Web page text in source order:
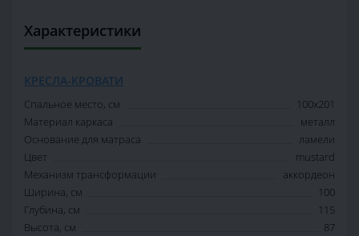
Характеристики
КРЕСЛА-КРОВАТИ
Спальное место, см
100х201
Материал каркаса
металл
Основание для матраса
ламели
Цвет
mustard
Механизм трансформации
аккордеон
Ширина, см
100
Глубина, см
115
Высота, см
87